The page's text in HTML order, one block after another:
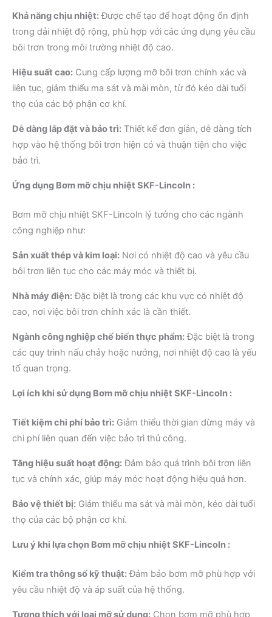
Khả năng chịu nhiệt:Được chế tạo để hoạt động ổn định
trong dải nhiệt độ rộng, phù hợp với các ứng dụng yêu cầu
bôi trơn trong môi trường nhiệt độ cao.
Hiệu suất cao: Cung cấp lượng mỡ bôi trơn chính xác và
liên tục, giảm thiểu ma sát và mài mòn, từ đó kéo dài tuổi
thọ của các bộ phận cơ khí.
Dễ dàng lắp đặt và bảo trì: Thiết kế đơn giản, dễ dàng tích
hợp vào hệ thống bôi trơn hiện có và thuận tiện cho việc
bảo trì.
Ứng dụng Bơm mỡ chịu nhiệt SKF-Lincoln :
Bơm mỡ chịu nhiệt SKF-Lincoln lý tưởng cho các ngành
công nghiệp như:
Sản xuất thép và kim loại: Nơi có nhiệt độ cao và yêu cầu
bôi trơn liên tục cho các máy móc và thiết bị.
Nhà máy điện:Đặc biệt là trong các khu vực có nhiệt độ
cao, nơi việc bôi trơn chính xác là cần thiết.
Ngành công nghiệp chế biến thực phẩm:Đặc biệt là trong
các quy trình nấu chảy hoặc nướng, nơi nhiệt độ cao là yếu
tố quan trọng.
Lợi ích khi sử dụng Bơm mỡ chịu nhiệt SKF-Lincoln :
Tiết kiệm chi phí bảo trì: Giảm thiểu thời gian dừng máy và
chi phí liên quan đến việc bảo trì thủ công.
Tăng hiệu suất hoạt động:Đảm bảo quá trình bôi trơn liên
tục và chính xác, giúp máy móc hoạt động hiệu quả hơn.
Bảo vệ thiết bị: Giảm thiểu ma sát và mài mòn, kéo dài tuổi
thọ của các bộ phận cơ khí.
Lưu ý khi lựa chọn Bơm mỡ chịu nhiệt SKF-Lincoln :
Kiểm tra thông số kỹ thuật:Đảm bảo bơm mỡ phù hợp với
yêu cầu nhiệt độ và áp suất của hệ thống.
Tương thích với loại mỡ sử dụng: Chọn bơm mỡ phù hợp